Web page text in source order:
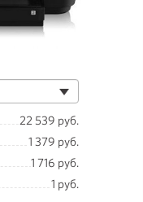
22 539 руб.
1 379 руб.
1 716 руб.
1 руб.